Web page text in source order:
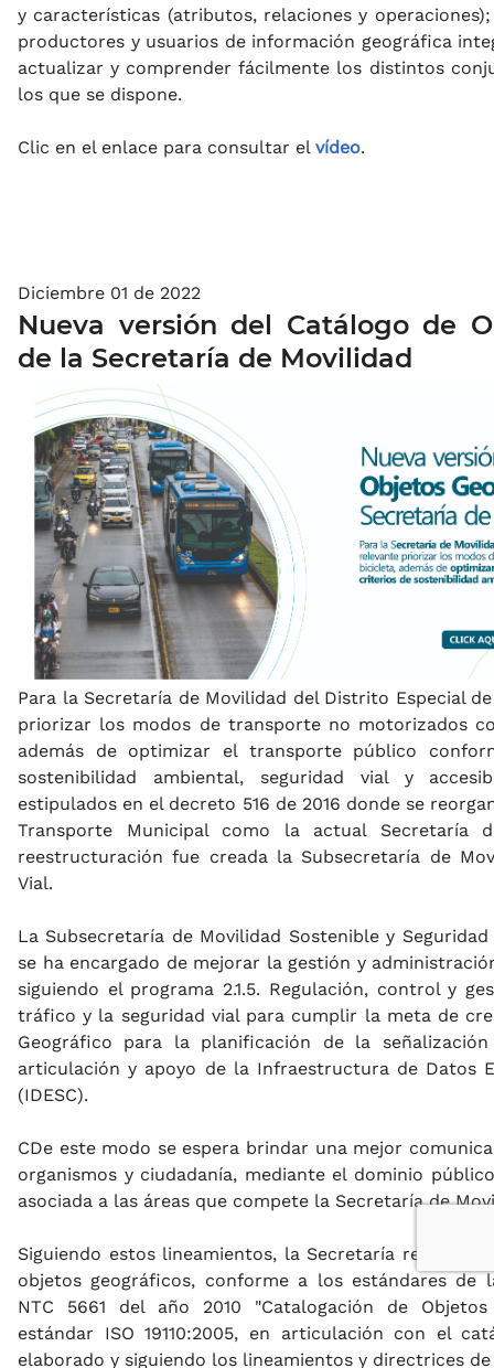
y características (atributos, relaciones y
productores y usuarios de información geográfica
actualizar y comprender fácilmente los distintos
los que se dispone.
Clic en el enlace para consultar el vídeo.
Diciembre 01 de 2022
Nueva versión del Catálogo de
de la Secretaría de Movilidad
Para la Secretaría de Movilidad del Distrito Especial
priorizar los modos de transporte no motorizados
además de optimizar el transporte público
sostenibilidad ambiental, seguridad vial y
estipulados en el decreto 516 de 2016 donde se
Transporte Municipal como la actual Secretaría
reestructuración fue creada la Subsecretaría de
Vial.
La Subsecretaría de Movilidad Sostenible y
se ha encargado de mejorar la gestión y
siguiendo el programa 2.1.5. Regulación, control y
tráfico y la seguridad vial para cumplir la meta de
Geográfico para la planificación de la
articulación y apoyo de la Infraestructura de Datos
(IDESC).
CDe este modo se espera brindar una mejor
organismos y ciudadanía, mediante el dominio
asociada a las áreas que compete la Secretaría de
Siguiendo estos lineamientos, la Secretaría
objetos geográficos, conforme a los estándares de
NTC 5661 del año 2010 "Catalogación de
estándar ISO 19110:2005, en articulación con el
elaborado y siguiendo los lineamientos y directrices de